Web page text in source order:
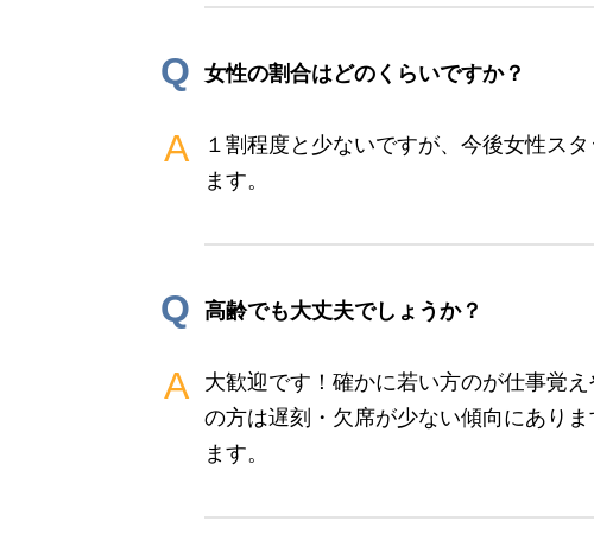
Q 女性の割合はどのくらいですか？
A
１割程度と少ないですが、今後女性ス
ます。
Q 高齢でも大丈夫でしょうか？
A
大歓迎です！確かに若い方のが仕事覚
の方は遅刻・欠席が少ない傾向にあり
ます。